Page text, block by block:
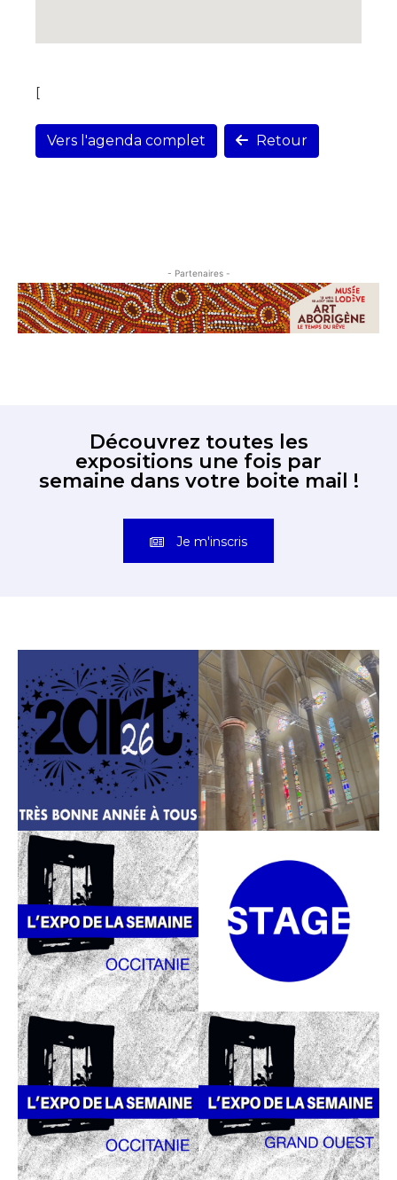
[
Vers l'agenda complet Retour
- Partenaires -
Découvrez toutes les
expositions une fois par
semaine dans votre boite mail !
Je m'inscris